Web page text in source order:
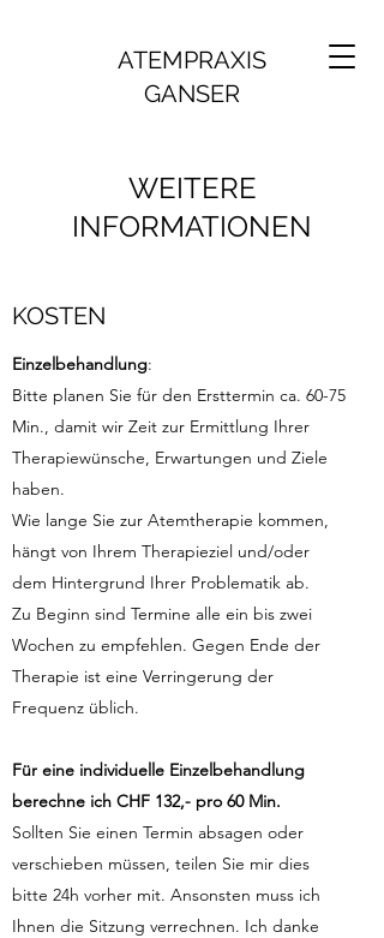
ATEMPRAXIS
GANSER
WEITERE
INFORMATIONEN
KOSTEN
Einzelbehandlung:
Bitte planen Sie für den Ersttermin ca. 60-75
Min., damit wir Zeit zur Ermittlung Ihrer
Therapiewünsche, Erwartungen und Ziele
haben.
Wie lange Sie zur Atemtherapie kommen,
hängt von Ihrem Therapieziel und/oder
dem Hintergrund Ihrer Problematik ab.
Zu Beginn sind Termine alle ein bis zwei
Wochen zu empfehlen. Gegen Ende der
Therapie ist eine Verringerung der
Frequenz üblich.
Für eine individuelle Einzelbehandlung
berechne ich CHF 132,- pro 60 Min.
Sollten Sie einen Termin absagen oder
verschieben müssen, teilen Sie mir dies
bitte 24h vorher mit. Ansonsten muss ich
Ihnen die Sitzung verrechnen. Ich danke